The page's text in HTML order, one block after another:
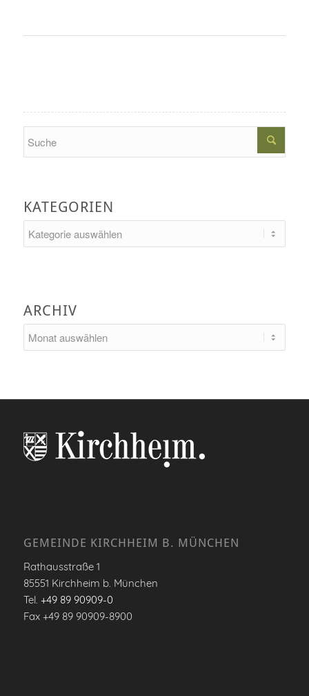
KATEGORIEN
ARCHIV
GEMEINDE KIRCHHEIM B. MÜNCHEN
Rathausstraße 1
85551 Kirchheim b. München
Tel. +49 89 90909-0
Fax +49 89 90909-8900